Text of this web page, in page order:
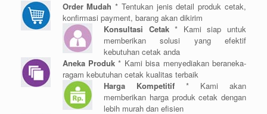
Order Mudah * Tentukan jenis detail produk cetak,
konfirmasi payment, barang akan dikirim
Konsultasi Cetak* Kami siap untuk
memberikan solusi yang efektif
kebutuhan cetak anda
Aneka Produk* Kami bisa menyediakan beraneka-
ragam kebutuhan cetak kualitas terbaik
Harga Kompetitif * Kami akan
memberikan harga produk cetak dengan
lebih murah dan efisien